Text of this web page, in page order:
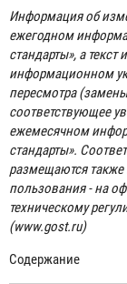
Информация об
ежегодном
стандарты», а
информационном
пересмотра
соответствующее
ежемесячном
стандарты».
размещаются
пользования - на
техническому
(www.gost.ru)
Содержание